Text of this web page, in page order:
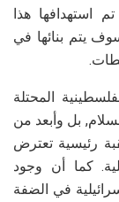
تم استهدافها هذا
سوف يتم بنائها في
المحتلة
بل وأبعد من
رئيسية تعترض
كما أن وجود
في الضفة